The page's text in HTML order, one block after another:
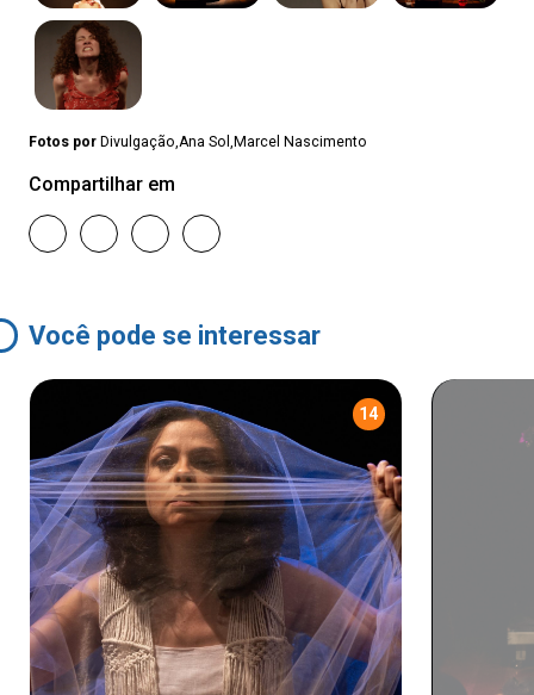
Fotos por Divulgação,Ana Sol,Marcel Nascimento
Compartilhar em
Você pode se interessar
14